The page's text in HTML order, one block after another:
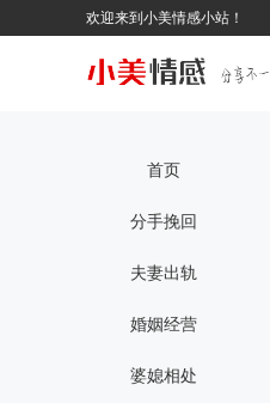
欢迎来到小美情感小站！
首页
分手挽回
夫妻出轨
婚姻经营
婆媳相处